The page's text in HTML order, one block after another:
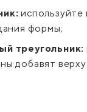
используйте
формы;
треугольник:
добавят